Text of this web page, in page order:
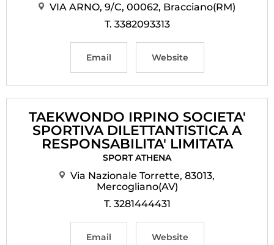
VIA ARNO, 9/C, 00062, Bracciano(RM)
T. 3382093313
Email Website
TAEKWONDO IRPINO SOCIETA'
SPORTIVA DILETTANTISTICA A
RESPONSABILITA' LIMITATA
SPORT ATHENA
Via Nazionale Torrette, 83013,
Mercogliano(AV)
T. 3281444431
Email Website